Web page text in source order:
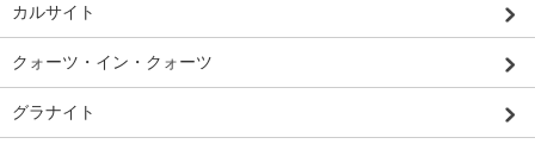
カルサイト
クォーツ・イン・クォーツ
グラナイト